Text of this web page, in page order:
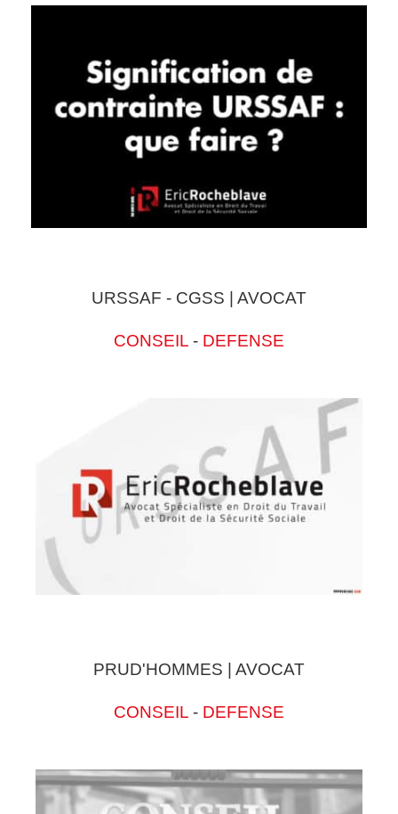
URSSAF - CGSS | AVOCAT
CONSEIL - DEFENSE
PRUD'HOMMES | AVOCAT
CONSEIL - DEFENSE